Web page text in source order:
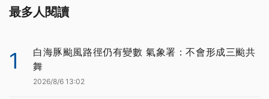
最多人閱讀
1
白海豚颱風路徑仍有變數 氣象署：不會形成三颱共
舞
2026/8/6 13:02